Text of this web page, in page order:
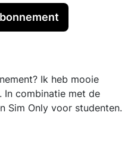
Ik heb mooie
In combinatie met de
Sim Only voor studenten.